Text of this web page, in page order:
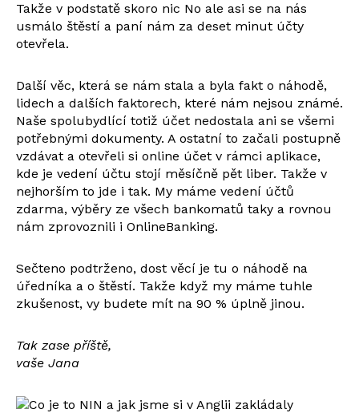
Takže v podstatě skoro nic No ale asi se na nás
usmálo štěstí a paní nám za deset minut účty
otevřela.
Další věc, která se nám stala a byla fakt o náhodě,
lidech a dalších faktorech, které nám nejsou známé.
Naše spolubydlící totiž účet nedostala ani se všemi
potřebnými dokumenty. A ostatní to začali postupně
vzdávat a otevřeli si online účet v rámci aplikace,
kde je vedení účtu stojí měsíčně pět liber. Takže v
nejhorším to jde i tak. My máme vedení účtů
zdarma, výběry ze všech bankomatů taky a rovnou
nám zprovoznili i OnlineBanking.
Sečteno podtrženo, dost věcí je tu o náhodě na
úředníka a o štěstí. Takže když my máme tuhle
zkušenost, vy budete mít na 90 % úplně jinou.
Tak zase příště,
vaše Jana